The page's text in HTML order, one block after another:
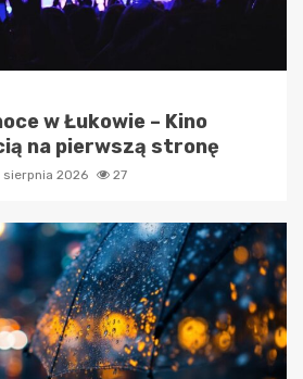
w Łukowie – Kino
na pierwszą stronę
sierpnia 2026 27